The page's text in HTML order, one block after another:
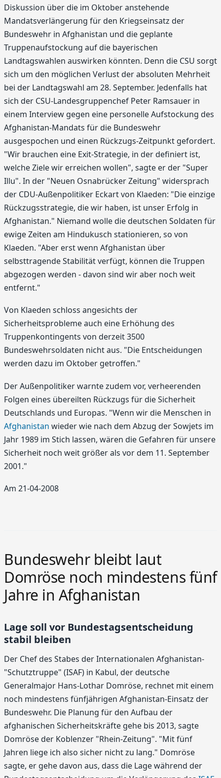
Diskussion über die im Oktober anstehende
Mandatsverlängerung für den Kriegseinsatz der
Bundeswehr in Afghanistan und die geplante
Truppenaufstockung auf die bayerischen
Landtagswahlen auswirken könnten. Denn die CSU sorgt
sich um den möglichen Verlust der absoluten Mehrheit
bei der Landtagswahl am 28. September. Jedenfalls hat
sich der CSU-Landesgruppenchef Peter Ramsauer in
einem Interview gegen eine personelle Aufstockung des
Afghanistan-Mandats für die Bundeswehr
ausgespochen und einen Rückzugs-Zeitpunkt gefordert.
"Wir brauchen eine Exit-Strategie, in der definiert ist,
welche Ziele wir erreichen wollen", sagte er der "Super
Illu". In der "Neuen Osnabrücker Zeitung" widersprach
der CDU-Außenpolitiker Eckart von Klaeden: "Die einzige
Rückzugsstrategie, die wir haben, ist unser Erfolg in
Afghanistan." Niemand wolle die deutschen Soldaten für
ewige Zeiten am Hindukusch stationieren, so von
Klaeden. "Aber erst wenn Afghanistan über
selbsttragende Stabilität verfügt, können die Truppen
abgezogen werden - davon sind wir aber noch weit
entfernt."
Von Klaeden schloss angesichts der
Sicherheitsprobleme auch eine Erhöhung des
Truppenkontingents von derzeit 3500
Bundeswehrsoldaten nicht aus. "Die Entscheidungen
werden dazu im Oktober getroffen."
Der Außenpolitiker warnte zudem vor, verheerenden
Folgen eines übereilten Rückzugs für die Sicherheit
Deutschlands und Europas. "Wenn wir die Menschen in
Afghanistan wieder wie nach dem Abzug der Sowjets im
Jahr 1989 im Stich lassen, wären die Gefahren für unsere
Sicherheit noch weit größer als vor dem 11. September
2001."
Am 21-04-2008
Bundeswehr bleibt laut
Domröse noch mindestens fünf
Jahre in Afghanistan
Lage soll vor Bundestagsentscheidung
stabil bleiben
Der Chef des Stabes der Internationalen Afghanistan-
"Schutztruppe" (ISAF) in Kabul, der deutsche
Generalmajor Hans-Lothar Domröse, rechnet mit einem
noch mindestens fünfjährigen Afghanistan-Einsatz der
Bundeswehr. Die Planung für den Aufbau der
afghanischen Sicherheitskräfte gehe bis 2013, sagte
Domröse der Koblenzer "Rhein-Zeitung". "Mit fünf
Jahren liege ich also sicher nicht zu lang." Domröse
sagte, er gehe davon aus, dass die Lage während der